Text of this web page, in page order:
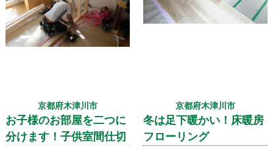
京都府木津川市
お子様のお部屋を二つに
分けます！子供室間仕切
京都府木津川市
冬は足下暖かい！床暖房
フローリング